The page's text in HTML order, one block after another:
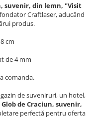
suvenir, din lemn, "Visit
Craftlaser, aducând
produs.
cm
de 4 mm
comanda.
de suveniruri, un hotel,
Glob de Craciun, suvenir,
perfectă pentru oferta